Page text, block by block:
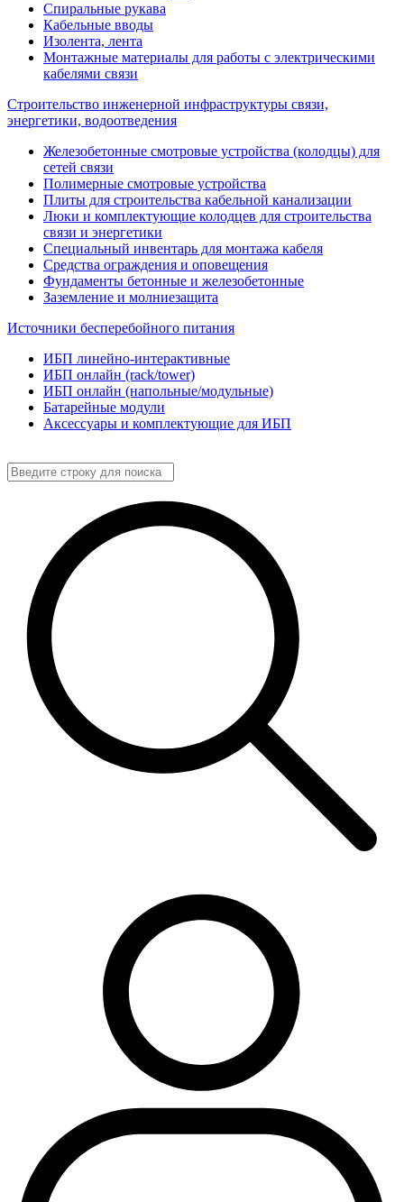
Спиральные рукава
Кабельные вводы
Изолента, лента
Монтажные материалы для работы с электрическими
кабелями связи
Строительство инженерной инфраструктуры связи,
энергетики, водоотведения
Железобетонные смотровые устройства (колодцы) для
сетей связи
Полимерные смотровые устройства
Плиты для строительства кабельной канализации
Люки и комплектующие колодцев для строительства
связи и энергетики
Специальный инвентарь для монтажа кабеля
Средства ограждения и оповещения
Фундаменты бетонные и железобетонные
Заземление и молниезащита
Источники бесперебойного питания
ИБП линейно-интерактивные
ИБП онлайн (rack/tower)
ИБП онлайн (напольные/модульные)
Батарейные модули
Аксессуары и комплектующие для ИБП